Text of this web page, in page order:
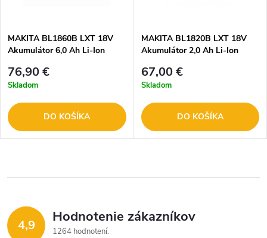
MAKITA BL1860B LXT 18V
Akumulátor 6,0 Ah Li-Ion
76,90 €
Skladom
DO KOŠÍKA
MAKITA BL1820B LXT 18V
Akumulátor 2,0 Ah Li-Ion
67,00 €
Skladom
DO KOŠÍKA
4,9 Hodnotenie zákazníkov
1264 hodnotení